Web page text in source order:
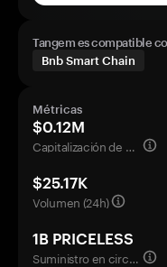
Tangem es compatible
Bnb Smart Chain
Métricas
$0.12M
Capitalización de mercado
$25.17K
Volumen (24h)
1B PRICELESS
Suministro en circulación